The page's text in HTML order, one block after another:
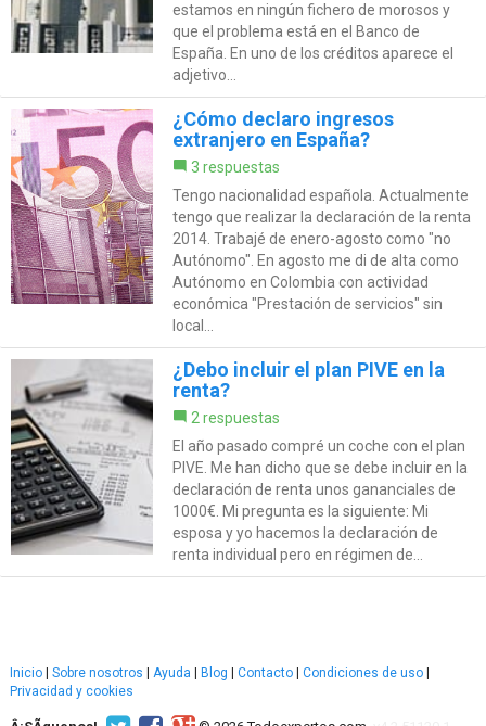
estamos en ningún fichero de morosos y
que el problema está en el Banco de
España. En uno de los créditos aparece el
adjetivo...
¿Cómo declaro ingresos
extranjero en España?
3 respuestas
Tengo nacionalidad española. Actualmente
tengo que realizar la declaración de la renta
2014. Trabajé de enero-agosto como "no
Autónomo". En agosto me di de alta como
Autónomo en Colombia con actividad
económica "Prestación de servicios" sin
local...
¿Debo incluir el plan PIVE en la
renta?
2 respuestas
El año pasado compré un coche con el plan
PIVE. Me han dicho que se debe incluir en la
declaración de renta unos gananciales de
1000€. Mi pregunta es la siguiente: Mi
esposa y yo hacemos la declaración de
renta individual pero en régimen de...
Inicio Sobre nosotros Ayuda Blog Contacto Condiciones de uso
Privacidad y cookies